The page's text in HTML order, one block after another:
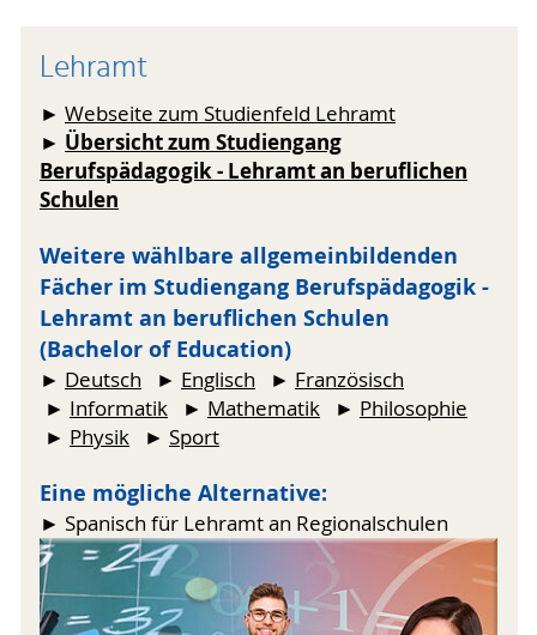
Lehramt
► Webseite zum Studienfeld Lehramt
► Übersicht zum Studiengang
Berufspädagogik - Lehramt an beruflichen
Schulen
Weitere wählbare allgemeinbildenden
Fächer im Studiengang Berufspädagogik -
Lehramt an beruflichen Schulen
(Bachelor of Education)
► Deutsch ► Englisch ► Französisch
► Informatik ► Mathematik ► Philosophie
► Physik ► Sport
Eine mögliche Alternative:
► Spanisch für Lehramt an Regionalschulen